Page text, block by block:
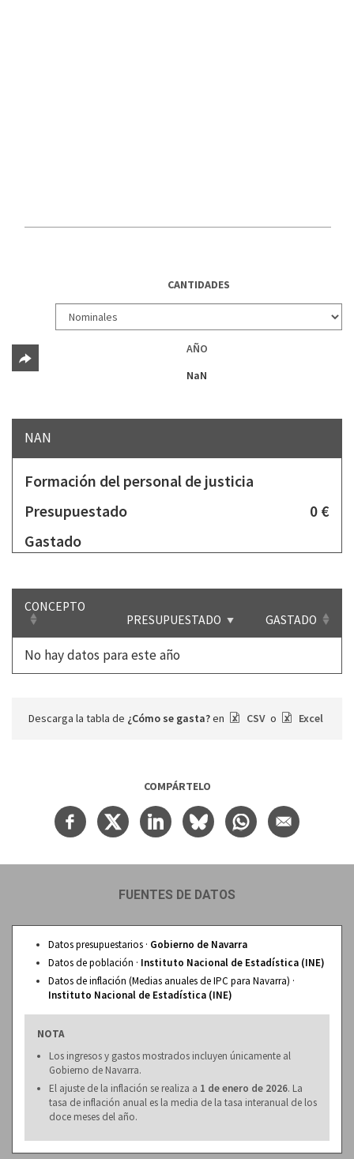
CANTIDADES
AÑO
NaN
NAN
Formación del personal de justicia
Presupuestado
0 €
Gastado
CONCEPTO
PRESUPUESTADO
GASTADO
No hay datos para este año
Descarga la tabla de ¿Cómo se gasta?en CSV o Excel
COMPÁRTELO
FUENTES DE DATOS
Datos presupuestarios · Gobierno de Navarra
Datos de población · Instituto Nacional de Estadística (INE)
Datos de inflación (Medias anuales de IPC para Navarra) ·
Instituto Nacional de Estadística (INE)
NOTA
Los ingresos y gastos mostrados incluyen únicamente al
Gobierno de Navarra.
El ajuste de la inflación se realiza a 1 de enero de 2026. La
tasa de inflación anual es la media de la tasa interanual de los
doce meses del año.